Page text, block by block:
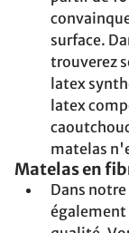
surface.
trouverez
latex
latex
matelas
Matelas en
Dans